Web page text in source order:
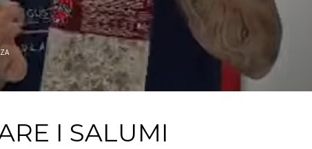
I SALUMI